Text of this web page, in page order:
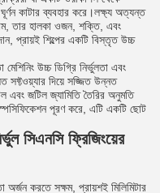
ঘূর্ণন কাটার ব্যবহার করে।লক্ষ্য অত্যন্ত
তার হালকা ওজন, শক্তি, এবং
প্রায়ই শিল্পের একটি বিস্তৃত উচ্চ
উচ্চ ডিগ্রি নির্ভুলতা এবং
সফ্টওয়্যার দিয়ে সজ্জিত উন্নত
এবং জটিল জ্যামিতি তৈরির অনুমতি
পূরণ করে, এটি একটি ছোট
সিএনসি ফ্রিজিংয়ের
অর্জন করতে সক্ষম, প্রায়শই মিলিমিটার